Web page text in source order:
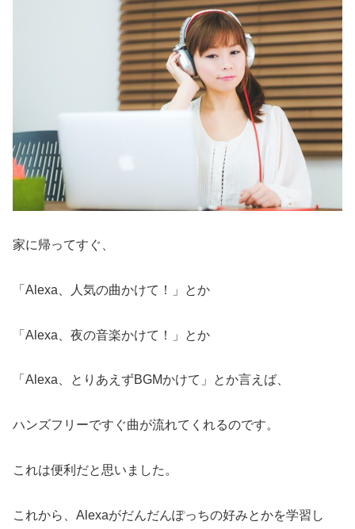
家に帰ってすぐ、
「Alexa、人気の曲かけて！」とか
「Alexa、夜の音楽かけて！」とか
「Alexa、とりあえずBGMかけて」とか言えば、
ハンズフリーですぐ曲が流れてくれるのです。
これは便利だと思いました。
これから、Alexaがだんだんぽっちの好みとかを学習し